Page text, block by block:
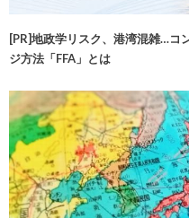
[PR]地政学リスク、港湾混雑…コ
ジ方法「FFA」とは